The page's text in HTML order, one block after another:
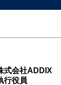
式会社ADDIX
行役員